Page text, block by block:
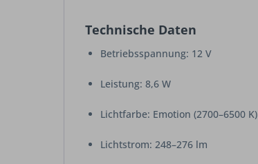
Technische Daten
Betriebsspannung: 12 V
Leistung: 8,6 W
Lichtfarbe: Emotion (2700–6500 K)
Lichtstrom: 248–276 lm